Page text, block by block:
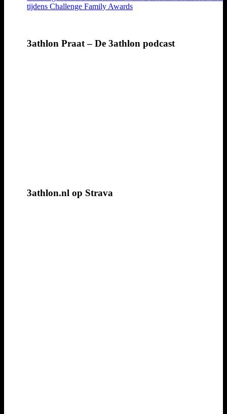
tijdens Challenge Family Awards
3athlon Praat – De 3athlon podcast
3athlon.nl op Strava